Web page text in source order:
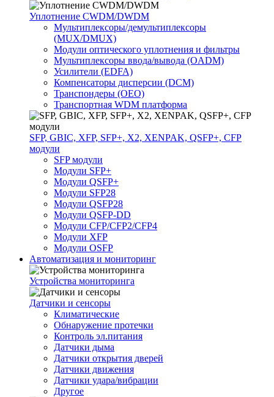
Уплотнение CWDM/DWDM
Мультиплексоры/демультиплексоры
(MUX/DMUX)
Модули оптического уплотнения и фильтры
Мультиплексоры ввода/вывода (OADM)
Усилители (EDFA)
Компенсаторы дисперсии (DCM)
Транспондеры (OEO)
Транспортная WDM платформа
SFP, GBIC, XFP, SFP+, X2, XENPAK, QSFP+, CFP
модули
SFP модули
Модули SFP+
Модули QSFP+
Модули SFP28
Модули QSFP28
Модули QSFP-DD
Модули CFP/CFP2/CFP4
Модули XFP
Модули OSFP
Автоматизация и мониторинг
Устройства мониторинга
Датчики и сенсоры
Климатические
Обнаружение протечки
Контроль эл.питания
Датчики дыма
Датчики открытия дверей
Датчики движения
Датчики удара/вибрации
Другое